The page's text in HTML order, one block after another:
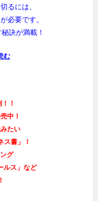
るには、
必要です。
訣が満載！
む
！
中！
たい
ス書」！
グ
ルス」など